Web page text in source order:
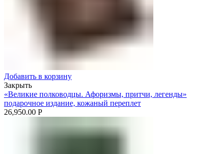
Добавить в корзину
Закрыть
«Великие полководцы. Афоризмы, притчи, легенды»
подарочное издание, кожаный переплет
26,950.00 Р